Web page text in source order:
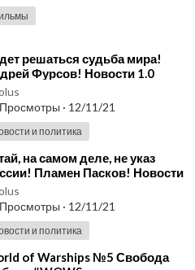
решаться судьба мира!
Фурсов! Новости 1.0
· 12/11/21
и политика
на самом деле, не указ
Пламен Пасков! Новости
· 12/11/21
и политика
of Warships №5 Свобода